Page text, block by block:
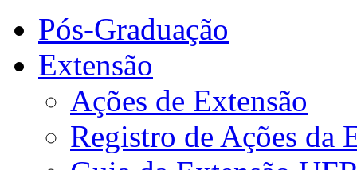
Pós-Graduação
Extensão
Ações de Extensão
Registro de Ações da